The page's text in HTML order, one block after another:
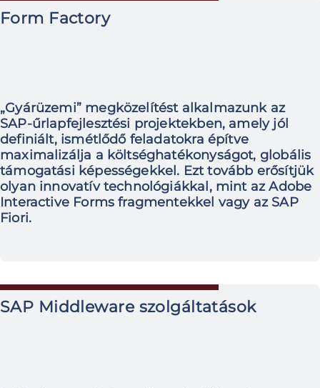
Form Factory
„Gyárüzemi” megközelítést alkalmazunk az
SAP-űrlapfejlesztési projektekben, amely jól
definiált, ismétlődő feladatokra építve
maximalizálja a költséghatékonyságot, globális
támogatási képességekkel. Ezt tovább erősítjük
olyan innovatív technológiákkal, mint az Adobe
Interactive Forms fragmentekkel vagy az SAP
Fiori.
SAP Middleware szolgáltatások